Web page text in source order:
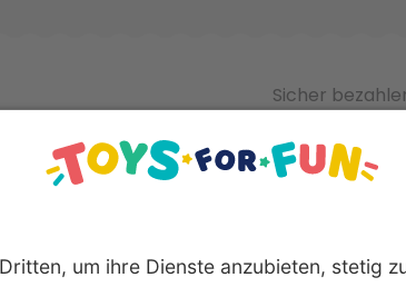
Sicher